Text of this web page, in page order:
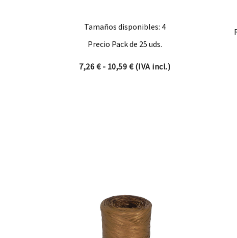
Tamaños disponibles: 4
Precio Pack de 25 uds.
7,26 € - 10,59 €Rango de precios: desde
(IVA incl.)